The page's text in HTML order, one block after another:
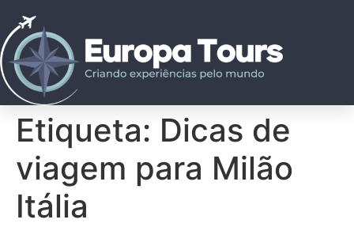
Etiqueta: Dicas de
viagem para Milão
Itália